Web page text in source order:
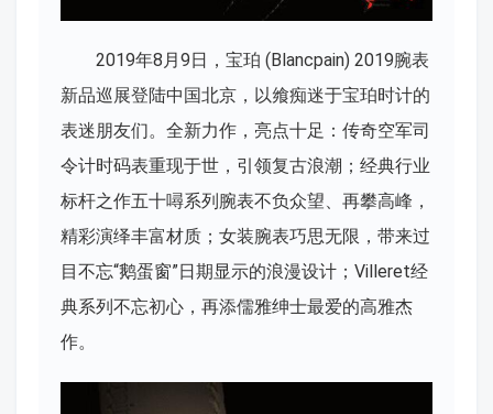
2019年8月9日，宝珀 (Blancpain) 2019腕表
新品巡展登陆中国北京，以飨痴迷于宝珀时计的
表迷朋友们。全新力作，亮点十足：传奇空军司
令计时码表重现于世，引领复古浪潮；经典行业
标杆之作五十噚系列腕表不负众望、再攀高峰，
精彩演绎丰富材质；女装腕表巧思无限，带来过
目不忘“鹅蛋窗”日期显示的浪漫设计；Villeret经
典系列不忘初心，再添儒雅绅士最爱的高雅杰
作。